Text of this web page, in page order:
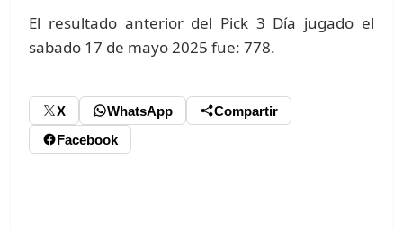
El resultado anterior del Pick 3 Día jugado el
sabado 17 de mayo 2025 fue: 778.
X WhatsApp
Compartir
Facebook